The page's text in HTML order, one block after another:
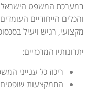
במערכת המשפט
והכלים הייחודיים
מקצועי, רגיש ויעיל
יתרונותיו המרכזיים:
ריכוז כל ענייני
התמקצעות